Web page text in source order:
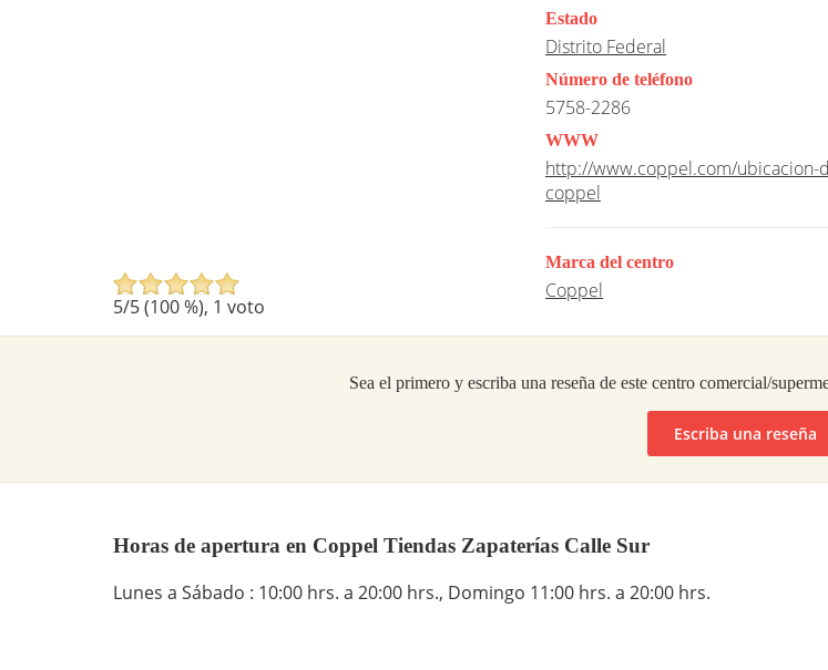
5/5 (100%), 1 voto
Estado
Distrito Federal
Número de teléfono
5758-2286
WWW
http://www.coppel.com/ubicacion-
coppel
Marca del centro
Coppel
Sea el primero y escriba una reseña de este centro comercial/
Escriba una reseña
Horas de apertura en Coppel Tiendas Zapaterías Calle Sur
Lunes a Sábado : 10:00 hrs. a 20:00 hrs., Domingo 11:00 hrs. a 20:00 hrs.